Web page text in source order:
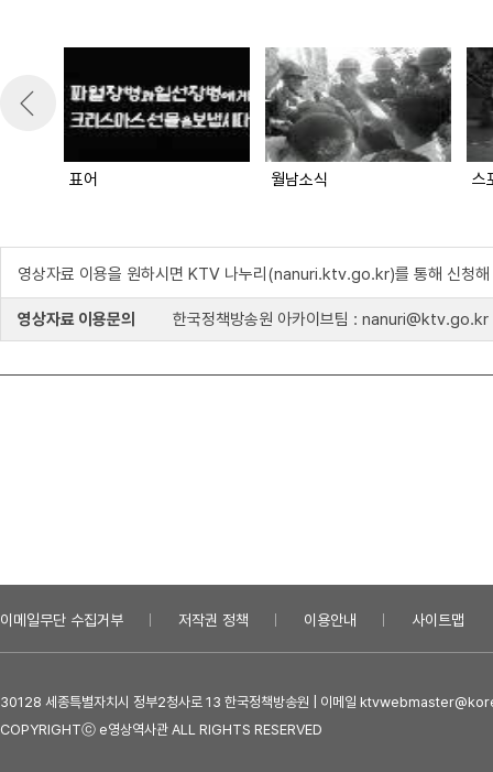
표어 월남소식 스
영상자료 이용을 원하시면 KTV 나누리(nanuri.ktv.go.kr)를 통해 신청해
영상자료 이용문의 한국정책방송원 아카이브팀 : nanuri@ktv.go.kr
이메일무단 수집거부 저작권 정책 이용안내 사이트맵
30128 세종특별자치시 정부2청사로 13 한국정책방송원 | 이메일
COPYRIGHTⓒ e영상역사관 ALL RIGHTS RESERVED